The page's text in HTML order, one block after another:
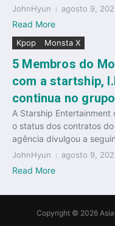
JohnHyun agosto 9,
Read More
Kpop Monsta X
5 Membros do
com a startship,
continua no
A Starship
o status dos contratos
agência divulgou a
JohnHyun agosto 9,
Read More
Copyright © 2026